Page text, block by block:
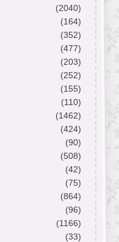
(2040)
(164)
(352)
(477)
(203)
(252)
(155)
(110)
(1462)
(424)
(90)
(508)
(42)
(75)
(864)
(96)
(1166)
(33)